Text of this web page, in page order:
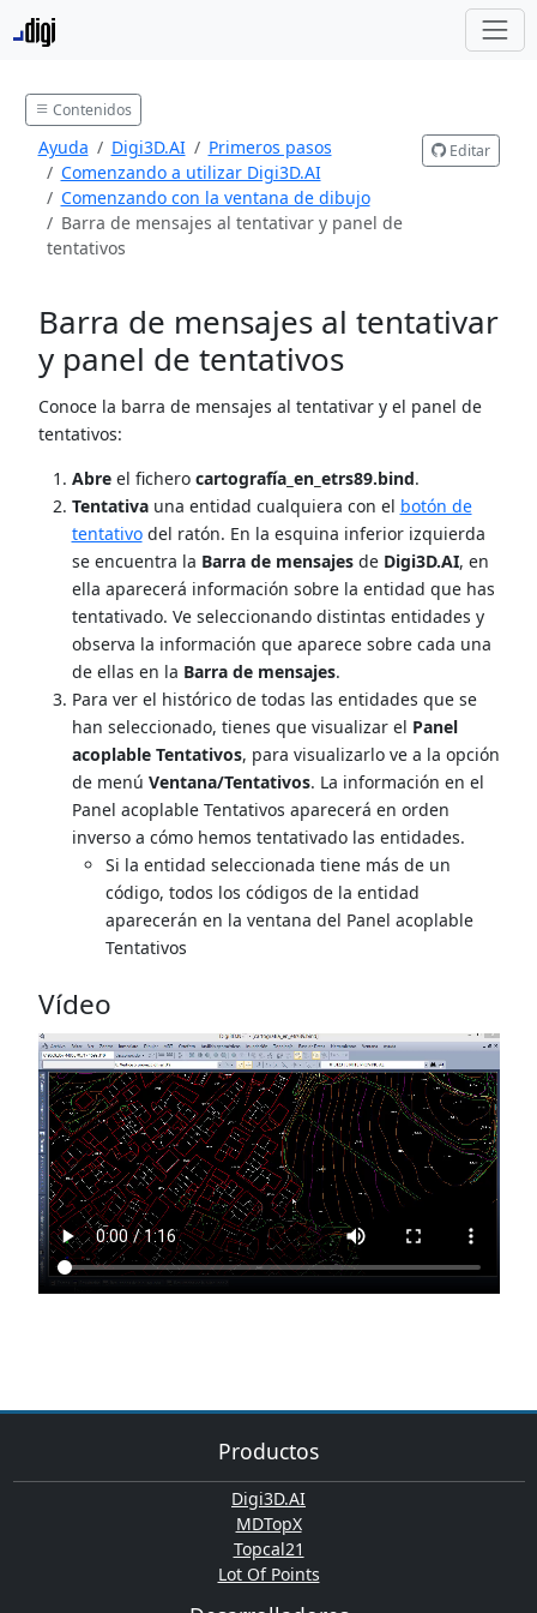
Contenidos
Ayuda Digi3D.AI
Primeros pasos
Comenzando a utilizar Digi3D.AI
Comenzando con la ventana de dibujo
Barra de mensajes al tentativar y panel de
tentativos
Editar
Barra de mensajes al tentativar
y panel de tentativos
Conoce la barra de mensajes al tentativar y el panel de
tentativos:
Abreel fichero cartografía_en_etrs89.bind.
Tentativauna entidad cualquiera con el botón de
tentativodel ratón. En la esquina inferior izquierda
se encuentra la Barra de mensajesde Digi3D.AI, en
ella aparecerá información sobre la entidad que has
tentativado. Ve seleccionando distintas entidades y
observa la información que aparece sobre cada una
de ellas en la Barra de mensajes.
Para ver el histórico de todas las entidades que se
han seleccionado, tienes que visualizar el Panel
acoplable Tentativos, para visualizarlo ve a la opción
de menú Ventana/Tentativos. La información en el
Panel acoplable Tentativos aparecerá en orden
inverso a cómo hemos tentativado las entidades.
Si la entidad seleccionada tiene más de un
código, todos los códigos de la entidad
aparecerán en la ventana del Panel acoplable
Tentativos
Vídeo
Productos
Digi3D.AI
MDTopX
Topcal21
Lot Of Points